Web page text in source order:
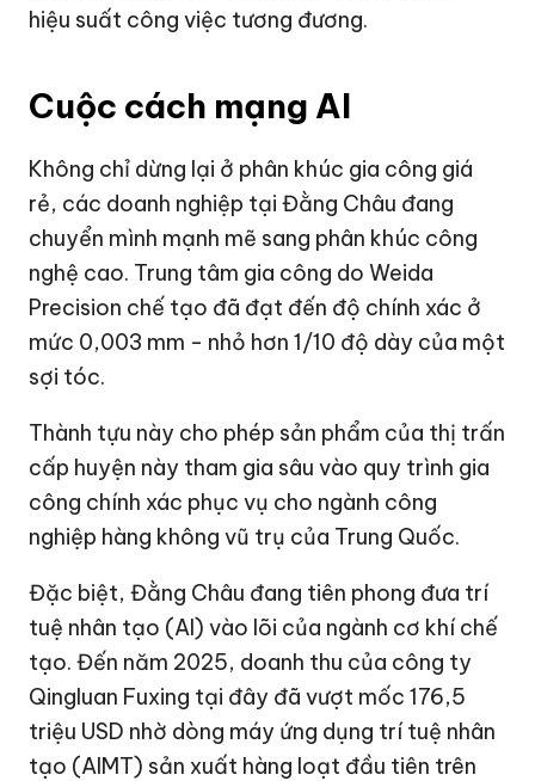
hiệu suất công việc tương đương.
Cuộc cách mạng AI
Không chỉ dừng lại ở phân khúc gia công giá
rẻ, các doanh nghiệp tại Đằng Châu đang
chuyển mình mạnh mẽ sang phân khúc công
nghệ cao. Trung tâm gia công do Weida
Precision chế tạo đã đạt đến độ chính xác ở
mức 0,003 mm - nhỏ hơn 1/10 độ dày của một
sợi tóc.
Thành tựu này cho phép sản phẩm của thị trấn
cấp huyện này tham gia sâu vào quy trình gia
công chính xác phục vụ cho ngành công
nghiệp hàng không vũ trụ của Trung Quốc.
Đặc biệt, Đằng Châu đang tiên phong đưa trí
tuệ nhân tạo (AI) vào lõi của ngành cơ khí chế
tạo. Đến năm 2025, doanh thu của công ty
Qingluan Fuxing tại đây đã vượt mốc176,5
triệu USD nhờ dòng máy ứng dụng trí tuệ nhân
tạo (AIMT) sản xuất hàng loạt đầu tiên trên